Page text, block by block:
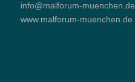
info@malforum-muenchen.de
www.malforum-muenchen.de